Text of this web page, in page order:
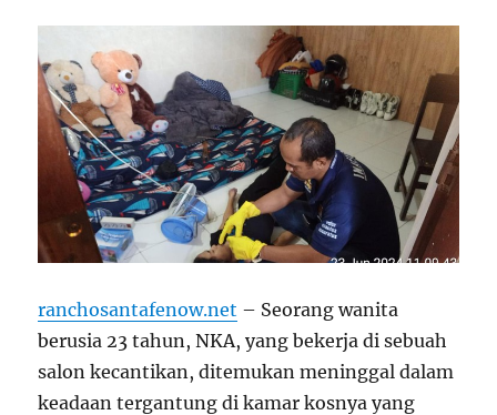
ranchosantafenow.net – Seorang wanita
berusia 23 tahun, NKA, yang bekerja di sebuah
salon kecantikan, ditemukan meninggal dalam
keadaan tergantung di kamar kosnya yang